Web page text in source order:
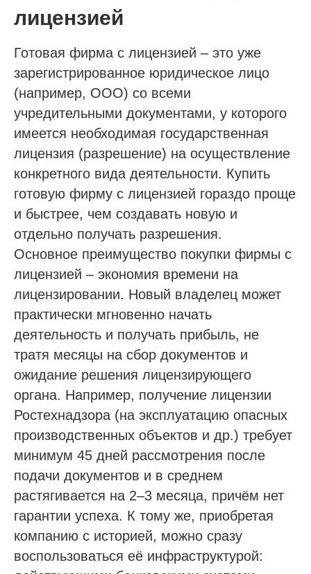
лицензией
Готовая фирма с лицензией – это уже
зарегистрированное юридическое лицо
(например, ООО) со всеми
учредительными документами, у которого
имеется необходимая государственная
лицензия (разрешение) на осуществление
конкретного вида деятельности. Купить
готовую фирму с лицензией гораздо проще
и быстрее, чем создавать новую и
отдельно получать разрешения.
Основное преимущество покупки фирмы с
лицензией – экономия времени на
лицензировании. Новый владелец может
практически мгновенно начать
деятельность и получать прибыль, не
тратя месяцы на сбор документов и
ожидание решения лицензирующего
органа. Например, получение лицензии
Ростехнадзора (на эксплуатацию опасных
производственных объектов и др.) требует
минимум 45 дней рассмотрения после
подачи документов и в среднем
растягивается на 2–3 месяца, причём нет
гарантии успеха. К тому же, приобретая
компанию с историей, можно сразу
воспользоваться её инфраструктурой: